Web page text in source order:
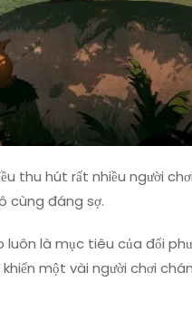
thu hút rất nhiều người
cùng đáng sợ.
luôn là mục tiêu của đối
một vài người chơi